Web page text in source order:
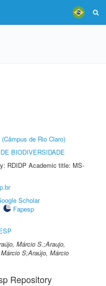
de Rio Claro)
BIODIVERSIDADE
RDIDP Academic title: MS-
Scholar
Fapesp
Márcio S.;Araujo,
S;Araújo, Márcio
Repository